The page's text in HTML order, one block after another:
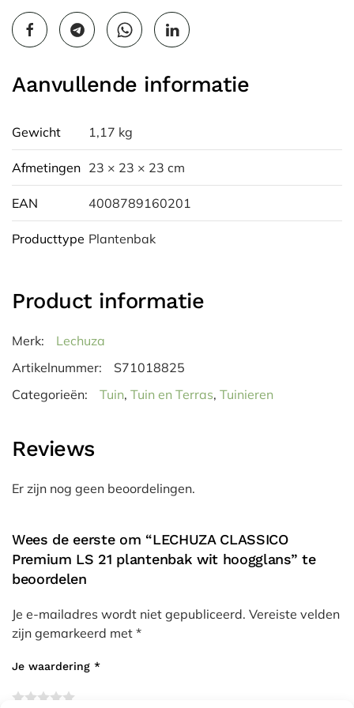
Aanvullende informatie
Gewicht 1,17 kg
Afmetingen 23 × 23 × 23 cm
EAN 4008789160201
Producttype Plantenbak
Product informatie
Merk:
Lechuza
Artikelnummer:
S71018825
Categorieën:
Tuin, Tuin en Terras, Tuinieren
Reviews
Er zijn nog geen beoordelingen.
Wees de eerste om “LECHUZA CLASSICO
Premium LS 21 plantenbak wit hoogglans” te
beoordelen
Je e-mailadres wordt niet gepubliceerd. Vereiste velden
zijn gemarkeerd met *
Je waardering *